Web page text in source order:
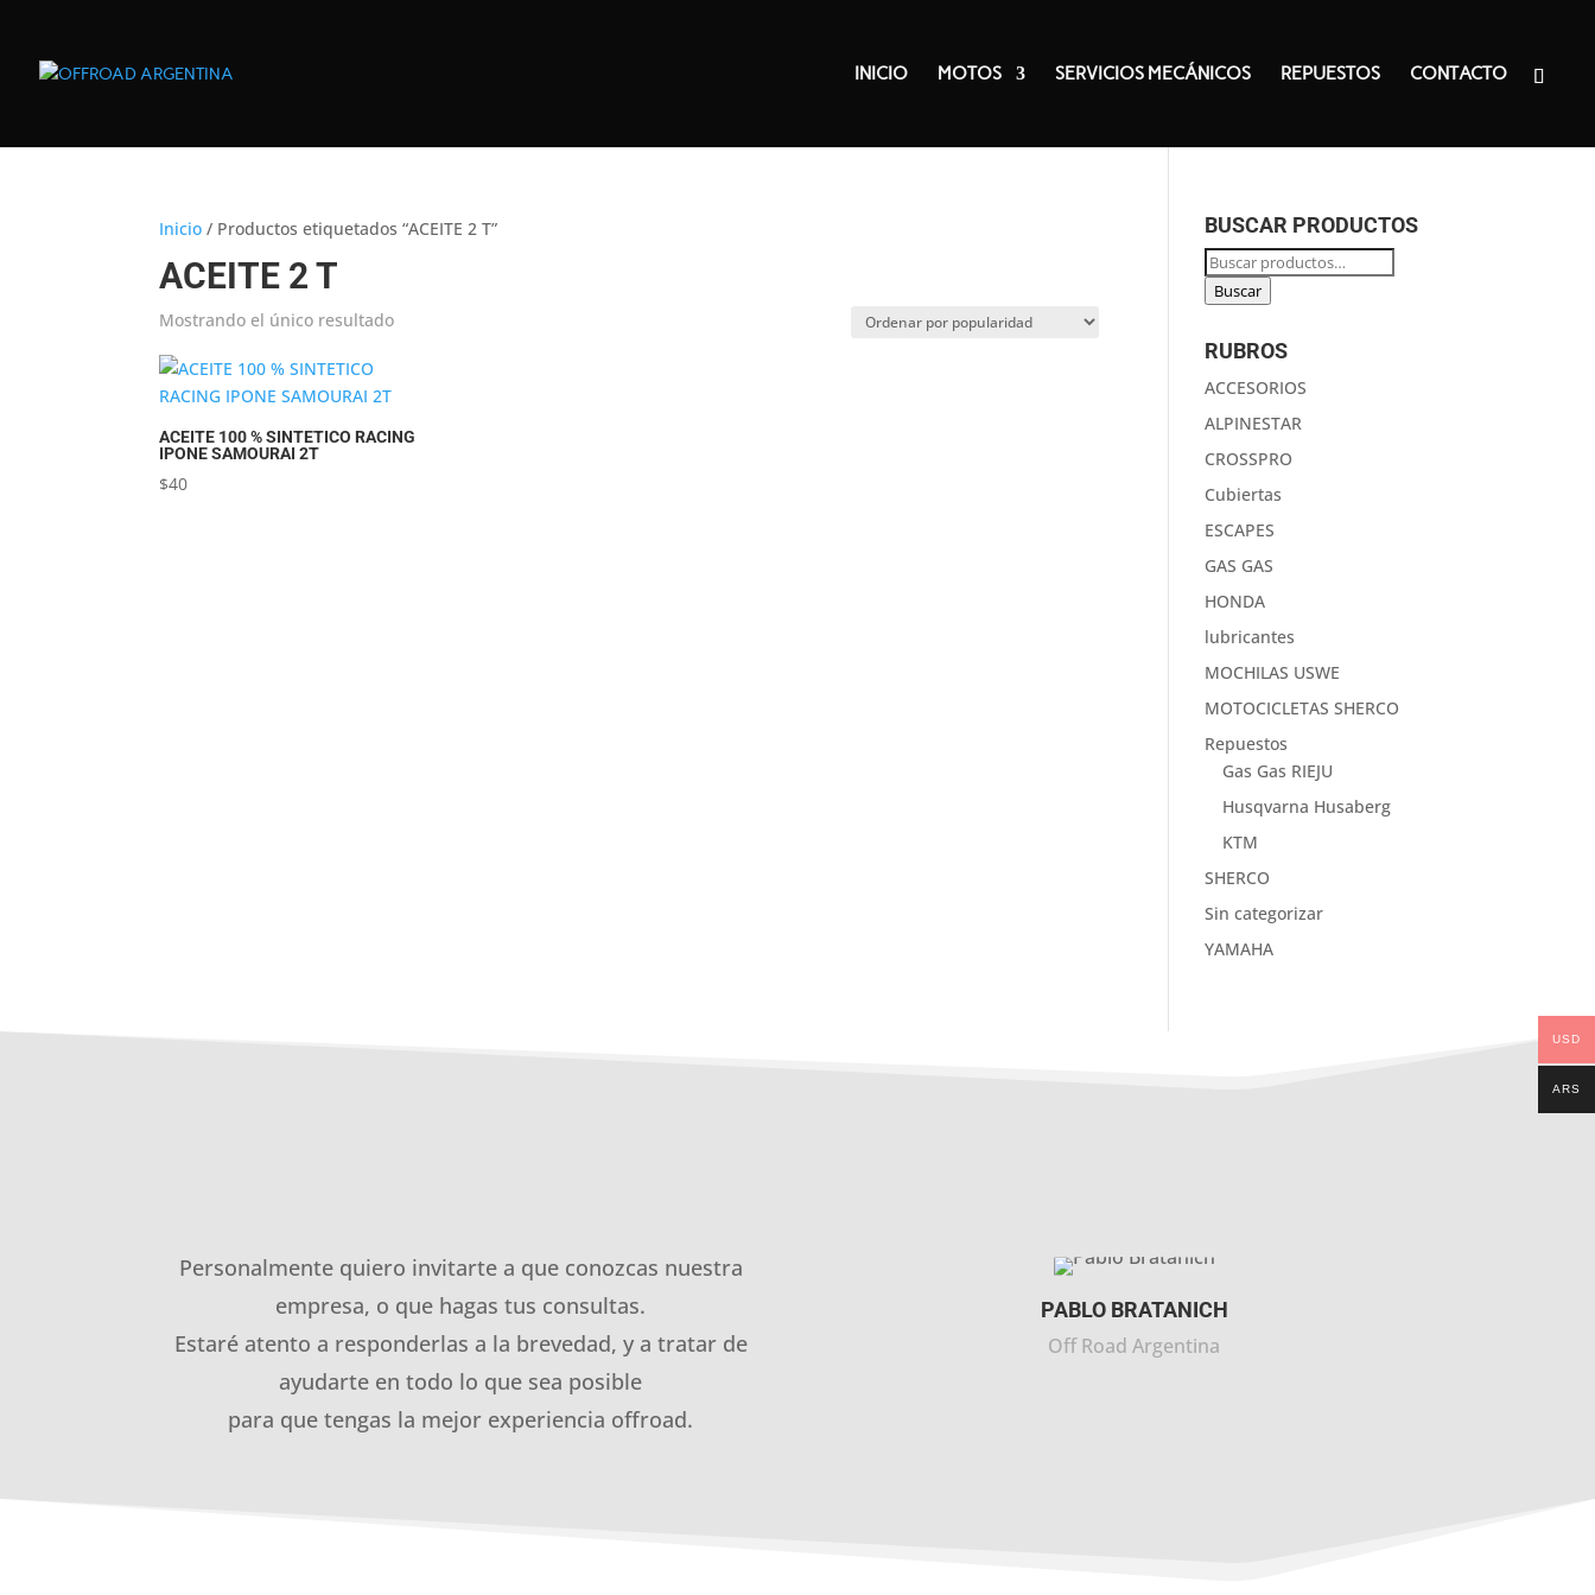
INICIO MOTOS SERVICIOS MECÁNICOS REPUESTOS CONTACTO
Inicio / Productos etiquetados “ACEITE 2 T”
ACEITE 2 T
Mostrando el único resultado
ACEITE 100 % SINTETICO RACING
IPONE SAMOURAI 2T
$40
BUSCAR PRODUCTOS
Buscar
por:
Buscar
RUBROS
ACCESORIOS
ALPINESTAR
CROSSPRO
Cubiertas
ESCAPES
GAS GAS
HONDA
lubricantes
MOCHILAS USWE
MOTOCICLETAS SHERCO
Repuestos
Gas Gas RIEJU
Husqvarna Husaberg
KTM
SHERCO
Sin categorizar
YAMAHA
Personalmente quiero invitarte a que conozcas nuestra
empresa, o que hagas tus consultas.
Estaré atento a responderlas a la brevedad, y a tratar de
ayudarte en todo lo que sea posible
para que tengas la mejor experiencia offroad.
PABLO BRATANICH
Off Road Argentina
USD
ARS